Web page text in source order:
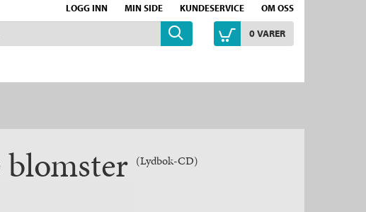
LOGG INN MIN SIDE KUNDESERVICE OM OSS
0VARER
(Lydbok-CD)